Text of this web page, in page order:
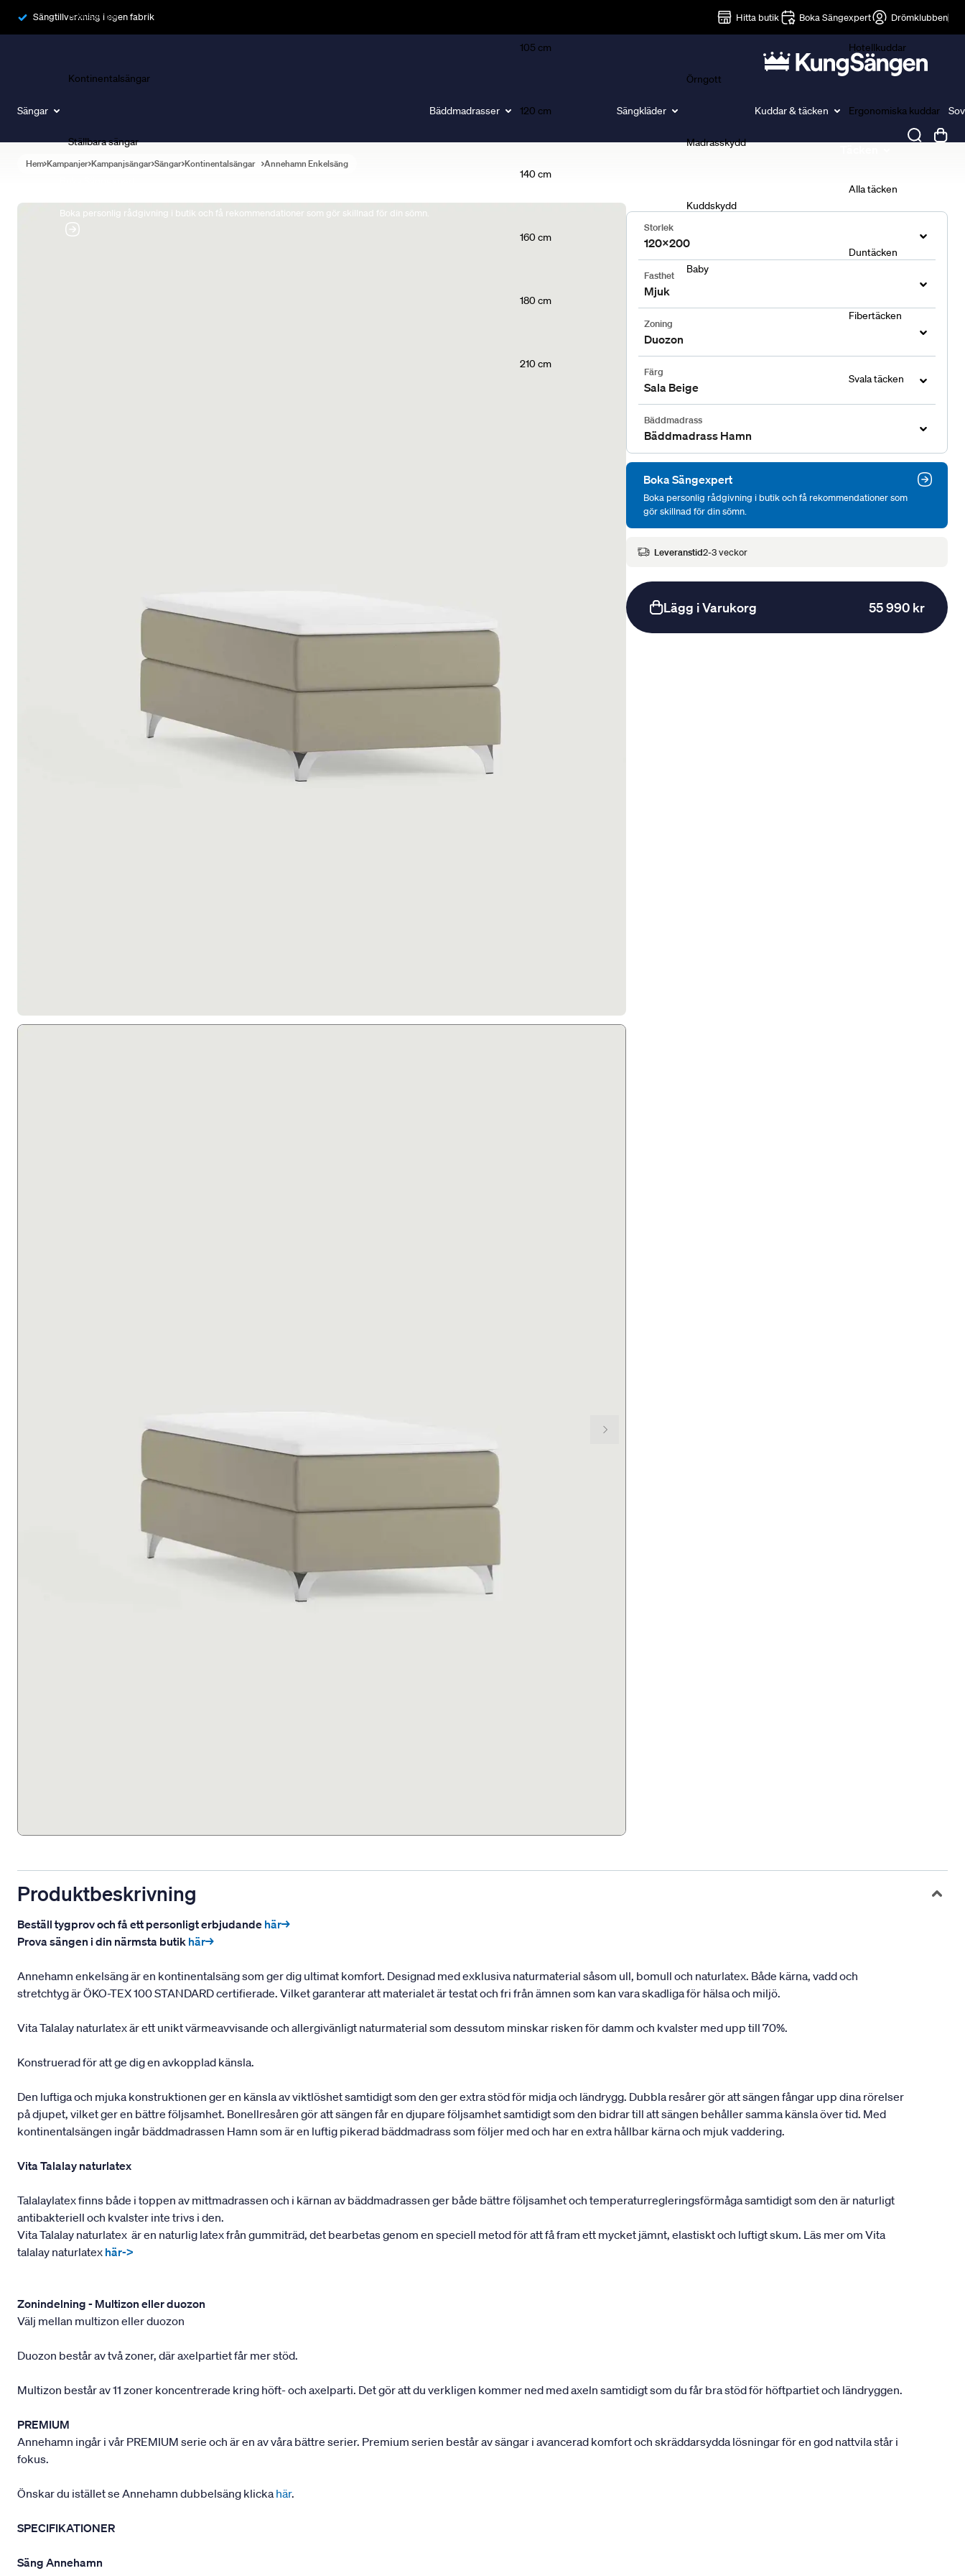
Sängtillverkning i egen fabrik Hitta butik Boka Sängexpert Drömklubben
Sängar
Ramsängar
Kontinentalsängar
Ställbara sängar
Boka personlig rådgivning i butik och få rekommendationer som gör skillnad för din sömn.
Bäddmadrasser
105 cm
120 cm
140 cm
160 cm
180 cm
210 cm
Sängkläder
Örngott
Madrasskydd
Kuddskydd
Baby
Kuddar & täcken
Hotellkuddar
Ergonomiska kuddar
Alla täcken
Duntäcken
Fibertäcken
Svala täcken
Hem Kampanjer Kampanjsängar Sängar Kontinentalsängar Annehamn Enkelsäng
Storlek
120x200
Fasthet
Mjuk
Zoning
Duozon
Färg
Sala Beige
Bäddmadrass
Bäddmadrass Hamn
Boka Sängexpert
Boka personlig rådgivning i butik och få rekommendationer som
gör skillnad för din sömn.
Leveranstid2-3 veckor
Lägg i Varukorg 55 990 kr
Produktbeskrivning
Beställ tygprov och få ett personligt erbjudande här→
Prova sängen i din närmsta butik här→
Annehamn enkelsäng är en kontinentalsäng som ger dig ultimat komfort. Designad med exklusiva naturmaterial såsom ull, bomull och naturlatex. Både kärna, vadd och
stretchtyg är ÖKO-TEX 100 STANDARD certifierade. Vilket garanterar att materialet är testat och fri från ämnen som kan vara skadliga för hälsa och miljö.
Vita Talalay naturlatex är ett unikt värmeavvisande och allergivänligt naturmaterial som dessutom minskar risken för damm och kvalster med upp till 70%.
Konstruerad för att ge dig en avkopplad känsla.
Den luftiga och mjuka konstruktionen ger en känsla av viktlöshet samtidigt som den ger extra stöd för midja och ländrygg. Dubbla resårer gör att sängen fångar upp dina rörelser
på djupet, vilket ger en bättre följsamhet. Bonellresåren gör att sängen får en djupare följsamhet samtidigt som den bidrar till att sängen behåller samma känsla över tid. Med
kontinentalsängen ingår bäddmadrassen Hamn som är en luftig pikerad bäddmadrass som följer med och har en extra hållbar kärna och mjuk vaddering.
Vita Talalay naturlatex
Talalaylatex finns både i toppen av mittmadrassen och i kärnan av bäddmadrassen ger både bättre följsamhet och temperaturregleringsförmåga samtidigt som den är naturligt
antibakteriell och kvalster inte trivs i den.
Vita Talalay naturlatex är en naturlig latex från gummiträd, det bearbetas genom en speciell metod för att få fram ett mycket jämnt, elastiskt och luftigt skum. Läs mer om Vita
talalay naturlatex här->
Zonindelning - Multizon eller duozon
Välj mellan multizon eller duozon
Duozon består av två zoner, där axelpartiet får mer stöd.
Multizon består av 11 zoner koncentrerade kring höft- och axelparti. Det gör att du verkligen kommer ned med axeln samtidigt som du får bra stöd för höftpartiet och ländryggen.
PREMIUM
Annehamn ingår i vår PREMIUM serie och är en av våra bättre serier. Premium serien består av sängar i avancerad komfort och skräddarsydda lösningar för en god nattvila står i
fokus.
Önskar du istället se Annehamn dubbelsäng klicka här.
SPECIFIKATIONER
Säng Annehamn